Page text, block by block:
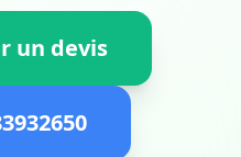
un devis